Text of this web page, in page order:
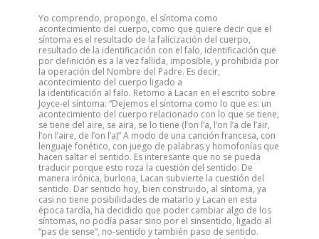
Yo comprendo, propongo, el síntoma como
acontecimiento del cuerpo, como que quiere decir que el
síntoma es el resultado de la falicización del cuerpo,
resultado de la identificación con el falo, identificación que
por definición es a la vez fallida, imposible, y prohibida por
la operación del Nombre del Padre. Es decir,
acontecimiento del cuerpo ligado a
la identificación al falo. Retomo a Lacan en el escrito sobre
Joyce-el síntoma: “Dejemos el síntoma como lo que es: un
acontecimiento del cuerpo relacionado con lo que se tiene,
se tiene del aire, se aira, se lo tiene (l’on l’a, l’on l’a de l’air,
l’on l’aire, de l’on l’a)” A modo de una canción francesa, con
lenguaje fonético, con juego de palabras y homofonías que
hacen saltar el sentido. Es interesante que no se pueda
traducir porque esto roza la cuestión del sentido. De
manera irónica, burlona, Lacan subvierte la cuestión del
sentido. Dar sentido hoy, bien construido, al síntoma, ya
casi no tiene posibilidades de matarlo y Lacan en esta
época tardía, ha decidido que poder cambiar algo de los
síntomas, no podía pasar sino por el sinsentido, ligado al
“pas de sense”, no-sentido y también paso de sentido.